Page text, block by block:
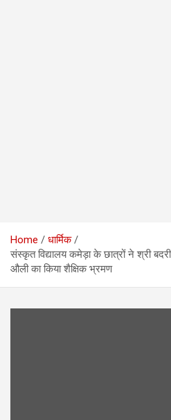
Home
धार्मिक
संस्कृत विद्यालय कमेड़ा के छात्रों ने श्री
औली का किया शैक्षिक भ्रमण